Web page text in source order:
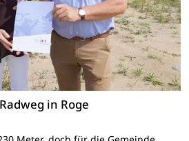
in Roge